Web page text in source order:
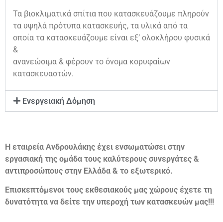
Τα βιοκλιματικά σπίτια που κατασκευάζουμε πληρούν
τα υψηλά πρότυπα κατασκευής, τα υλικά από τα
οποία τα κατασκευάζουμε είναι εξ’ ολοκλήρου φυσικά
&
ανανεώσιμα & φέρουν το όνομα κορυφαίων
κατασκευαστών.
Ενεργειακή Δόμηση
Η εταιρεία Ανδρουλάκης έχει ενσωματώσει στην
εργασιακή της ομάδα τους καλύτερους συνεργάτες &
αντιπροσώπους στην Ελλάδα & το εξωτερικό.
Επισκεπτόμενοι τους εκθεσιακούς μας χώρους έχετε τη
δυνατότητα να δείτε την υπεροχή των κατασκευών μας!!!